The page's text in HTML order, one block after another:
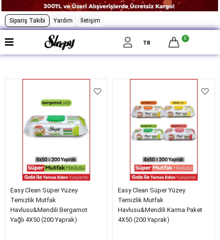
Sipariş Takibi Yardım İletişim
TR
0
Filtrele
Easy Clean Süper Yüzey
Temizlik Mutfak
Havlusu&Mendili Bergamot
Yağlı 4X50 (200 Yaprak)
Easy Clean Süper Yüzey
Temizlik Mutfak
Havlusu&Mendili Karma Paket
4X50 (200 Yaprak)